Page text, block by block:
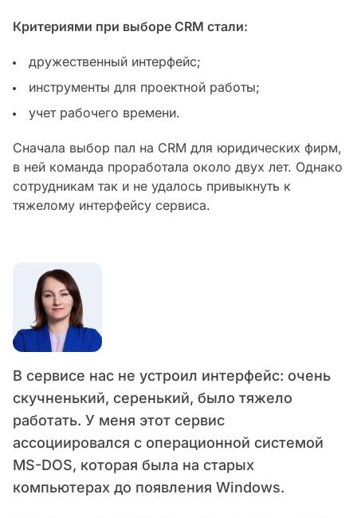
Критериями при выборе CRM стали:
дружественный интерфейс;
инструменты для проектной работы;
учет рабочего времени.
Сначала выбор пал на CRM для юридических фирм,
в ней команда проработала около двух лет. Однако
сотрудникам так и не удалось привыкнуть к
тяжелому интерфейсу сервиса.
В сервисе нас не устроил интерфейс: очень
скучненький, серенький, было тяжело
работать. У меня этот сервис
ассоциировался с операционной системой
MS-DOS, которая была на старых
компьютерах до появления Windows.